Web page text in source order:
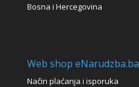
Bosna i Hercegovina
Web shop eNarudzba.ba
Način plaćanja i isporuka